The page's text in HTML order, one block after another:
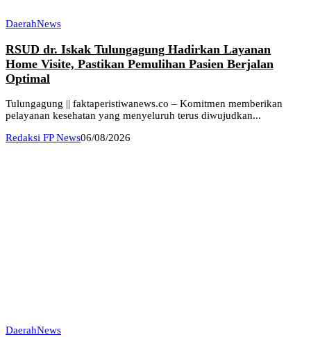
DaerahNews
RSUD dr. Iskak Tulungagung Hadirkan Layanan
Home Visite, Pastikan Pemulihan Pasien Berjalan
Optimal
Tulungagung || faktaperistiwanews.co – Komitmen memberikan
pelayanan kesehatan yang menyeluruh terus diwujudkan...
Redaksi FP News06/08/2026
DaerahNews